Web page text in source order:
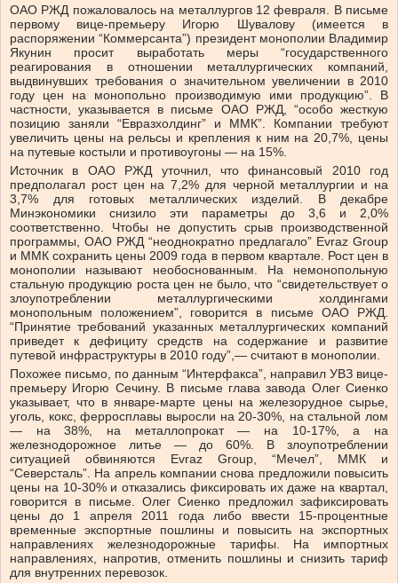
ОАО РЖД пожаловалось на металлургов 12 февраля. В письме
первому вице-премьеру Игорю Шувалову (имеется в
распоряжении “Коммерсанта”) президент монополии Владимир
Якунин просит выработать меры “государственного
реагирования в отношении металлургических компаний,
выдвинувших требования о значительном увеличении в 2010
году цен на монопольно производимую ими продукцию”. В
частности, указывается в письме ОАО РЖД, “особо жесткую
позицию заняли “Евразхолдинг” и ММК”. Компании требуют
увеличить цены на рельсы и крепления к ним на 20,7%, цены
на путевые костыли и противоугоны — на 15%.
Источник в ОАО РЖД уточнил, что финансовый 2010 год
предполагал рост цен на 7,2% для черной металлургии и на
3,7% для готовых металлических изделий. В декабре
Минэкономики снизило эти параметры до 3,6 и 2,0%
соответственно. Чтобы не допустить срыв производственной
программы, ОАО РЖД “неоднократно предлагало” Evraz Group
и ММК сохранить цены 2009 года в первом квартале. Рост цен в
монополии называют необоснованным. На немонопольную
стальную продукцию роста цен не было, что “свидетельствует о
злоупотреблении металлургическими холдингами
монопольным положением”, говорится в письме ОАО РЖД.
“Принятие требований указанных металлургических компаний
приведет к дефициту средств на содержание и развитие
путевой инфраструктуры в 2010 году”,— считают в монополии.
Похожее письмо, по данным “Интерфакса”, направил УВЗ вице-
премьеру Игорю Сечину. В письме глава завода Олег Сиенко
указывает, что в январе-марте цены на железорудное сырье,
уголь, кокс, ферросплавы выросли на 20-30%, на стальной лом
— на 38%, на металлопрокат — на 10-17%, а на
железнодорожное литье — до 60%. В злоупотреблении
ситуацией обвиняются Evraz Group, “Мечел”, ММК и
“Северсталь”. На апрель компании снова предложили повысить
цены на 10-30% и отказались фиксировать их даже на квартал,
говорится в письме. Олег Сиенко предложил зафиксировать
цены до 1 апреля 2011 года либо ввести 15-процентные
временные экспортные пошлины и повысить на экспортных
направлениях железнодорожные тарифы. На импортных
направлениях, напротив, отменить пошлины и снизить тариф
для внутренних перевозок.